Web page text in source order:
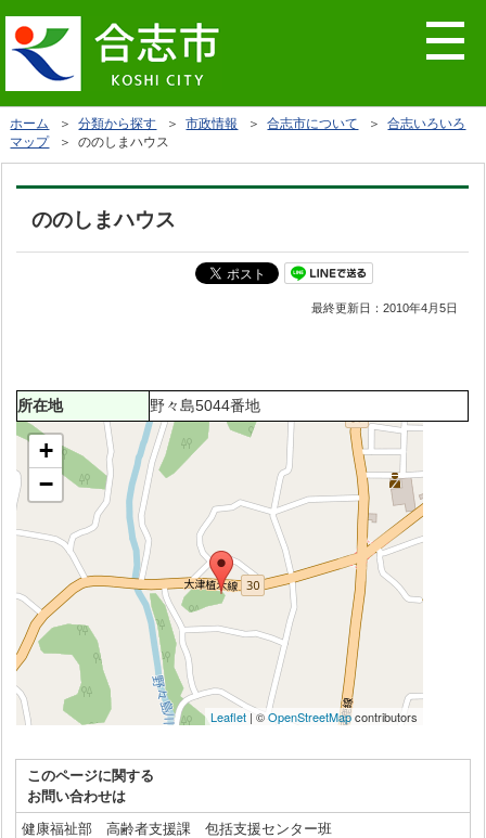
ホーム ＞分類から探す ＞市政情報 ＞合志市について ＞合志いろいろ
マップ＞ ののしまハウス
ののしまハウス
最終更新日：2010年4月5日
所在地 野々島5044番地
このページに関する
お問い合わせは
健康福祉部 高齢者支援課 包括支援センター班